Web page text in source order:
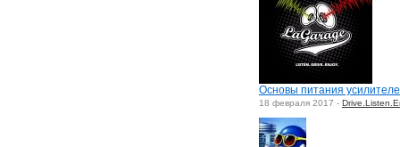
Основы питания
18 февраля 2017 -